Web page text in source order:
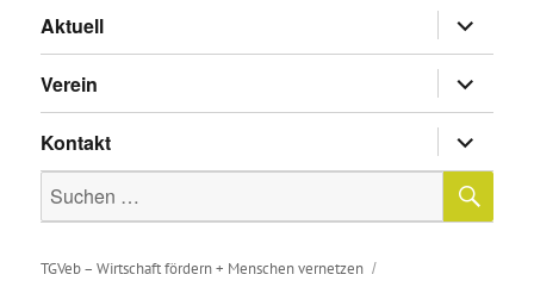
Aktuell
anzeigen
Verein
anzeigen
Kontakt
anzeigen
Suche
nach:
TGVeb – Wirtschaft fördern + Menschen vernetzen